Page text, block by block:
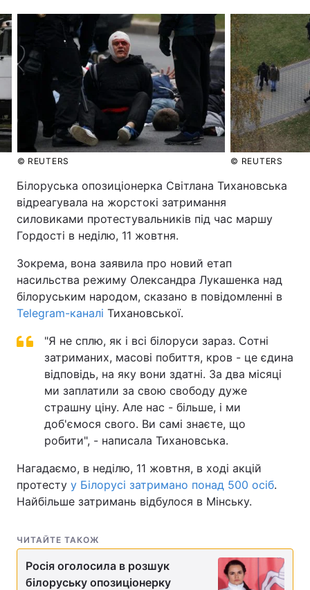
© REUTERS © REUTERS
Білоруська опозиціонерка Світлана Тихановська
відреагувала на жорстокі затримання
силовиками протестувальників під час маршу
Гордості в неділю, 11 жовтня.
Зокрема, вона заявила про новий етап
насильства режиму Олександра Лукашенка над
білоруським народом, сказано в повідомленні в
Telegram-каналі Тихановської.
"Я не сплю, як і всі білоруси зараз. Сотні
затриманих, масові побиття, кров - це єдина
відповідь, на яку вони здатні. За два місяці
ми заплатили за свою свободу дуже
страшну ціну. Але нас - більше, і ми
доб'ємося свого. Ви самі знаєте, що
робити", - написала Тихановська.
Нагадаємо, в неділю, 11 жовтня, в ході акцій
протесту у Білорусі затримано понад 500 осіб.
Найбільше затримань відбулося в Мінську.
ЧИТАЙТЕ ТАКОЖ
Росія оголосила в розшук
білоруську опозиціонерку